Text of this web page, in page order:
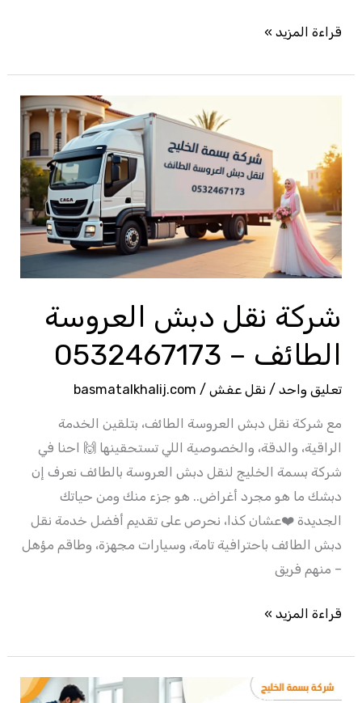
قراءة المزيد »
شركة نقل دبش العروسة
الطائف – 0532467173
تعليق واحد / نقل عفش /
basmatalkhalij.com
مع شركة نقل دبش العروسة الطائف، بتلقين الخدمة
الراقية، والدقة، والخصوصية اللي تستحقينها 🙌 احنا في
شركة بسمة الخليج لنقل دبش العروسة بالطائف نعرف إن
دبشك ما هو مجرد أغراض.. هو جزء منك ومن حياتك
الجديدة ❤️عشان كذا، نحرص على تقديم أفضل خدمة نقل
دبش الطائف باحترافية تامة، وسيارات مجهزة، وطاقم مؤهل
– منهم فريق
دبش
العروسة
الطائف
–
0532467173
قراءة المزيد »
شركة